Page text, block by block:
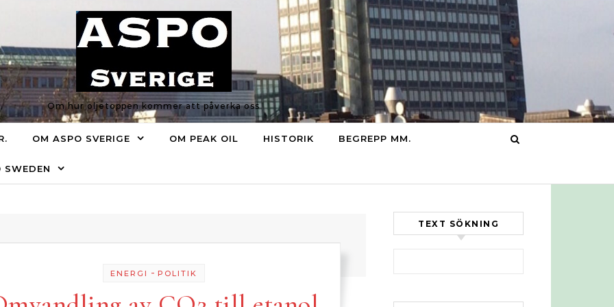
Om hur oljetoppen kommer att påverka oss
OM ASPO SVERIGE OM PEAK OIL HISTORIK BEGREPP MM.
ENERGI - POLITIK
TEXT SÖKNING